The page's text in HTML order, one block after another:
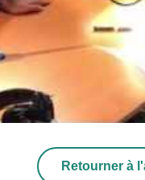
Retourner à